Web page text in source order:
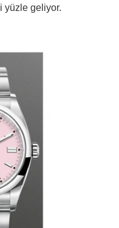
yüzle geliyor.